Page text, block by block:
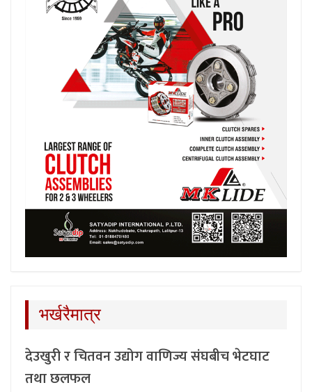
भर्खरैमात्र
देउखुरी र चितवन उद्योग वाणिज्य संघबीच भेटघाट
तथा छलफल